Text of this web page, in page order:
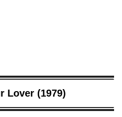
Lover (1979)